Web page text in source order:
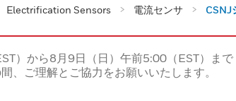
Electrification Sensors 電流センサ CSNJ
）から8月9日（日）午前5:00（EST）ま
、ご理解とご協力をお願いいたします。